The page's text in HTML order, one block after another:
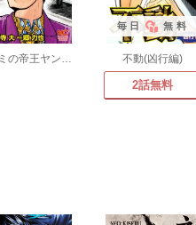
毎日 無料
不動(凶行編)
2話無料